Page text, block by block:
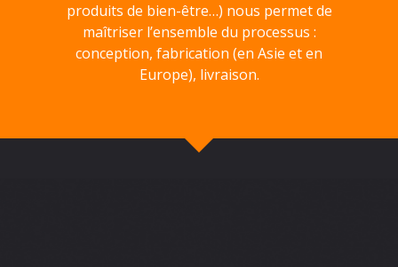
produits de bien-être…) nous permet de
maîtriser l’ensemble du processus :
conception, fabrication (en Asie et en
Europe), livraison.